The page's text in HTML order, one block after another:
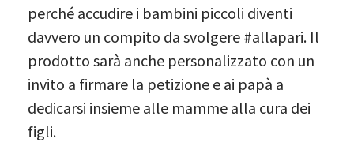
perché accudire i bambini piccoli diventi
davvero un compito da svolgere #allapari. Il
prodotto sarà anche personalizzato con un
invito a firmare la petizione e ai papà a
dedicarsi insieme alle mamme alla cura dei
figli.